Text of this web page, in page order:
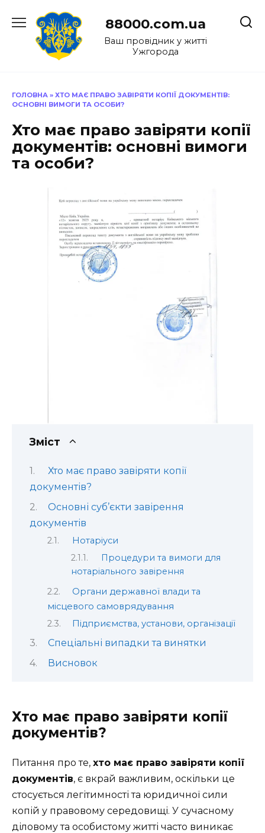
до
88000.com.ua
Ваш провідник у житті
Ужгорода
ГОЛОВНА » ХТО МАЄ ПРАВО ЗАВІРЯТИ КОПІЇ ДОКУМЕНТІВ:
ОСНОВНІ ВИМОГИ ТА ОСОБИ?
Хто має право завіряти копії
документів: основні вимоги
та особи?
Зміст
Хто має право завіряти копії
документів?
Основні суб’єкти завірення
документів
Нотаріуси
Процедури та вимоги для
нотаріального завірення
Органи державної влади та
місцевого самоврядування
Підприємства, установи, організації
Спеціальні випадки та винятки
Висновок
Хто має право завіряти копії
документів?
Питання про те, хто має право завіряти копії
документів, є вкрай важливим, оскільки це
стосується легітимності та юридичної сили
копій у правовому середовищі. У сучасному
діловому та особистому житті часто виникає